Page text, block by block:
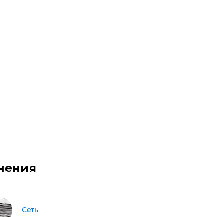
Сеть